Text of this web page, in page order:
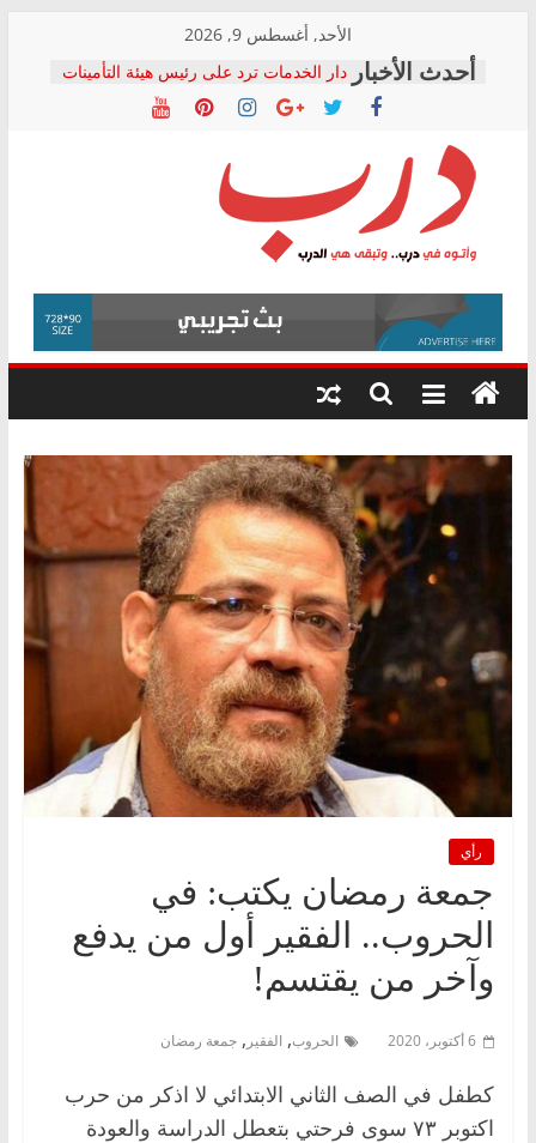
content
الأحد, أغسطس 9, 2026
دار الخدمات ترد على رئيس هيئة التأمينات
بعد مؤتمره الصحفي: إنكار الأزمة لا ينهي
معاناة أصحاب المعاشات.. ونطالب بكشف
فرحات سليمان يكتب: القطاع الصحي إلى
أين؟
حزب التحالف الشعبي يطلق لجنة “الحق
في الصحة” بالإسكندرية لرصد الانتهاكات
ودعم المرضى
الوزاري لمدينة الصحفيين.. وانتهاء أعمال
إنشاء المبنى الإداري
المجلس القومي لحقوق الإنسان يعلن
متابعة قضية الدكتور محمد زهران.. ويؤكد:
قرينة البراءة وضمانات المحاكمة العادلة
درب
وأتوه
درب..
وتبقى
هي
رأي
جمعة رمضان يكتب: في
الحروب.. الفقير أول من يدفع
وآخر من يقتسم!
6 أكتوبر، 2020 الحروب, الفقير , جمعة رمضان
كطفل في الصف الثاني الابتدائي لا اذكر من حرب
اكتوبر ٧٣ سوى فرحتي بتعطل الدراسة والعودة